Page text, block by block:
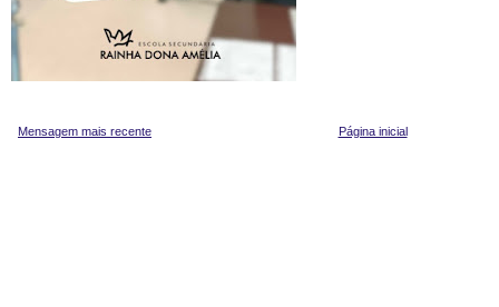
Mensagem mais recente Página inicial